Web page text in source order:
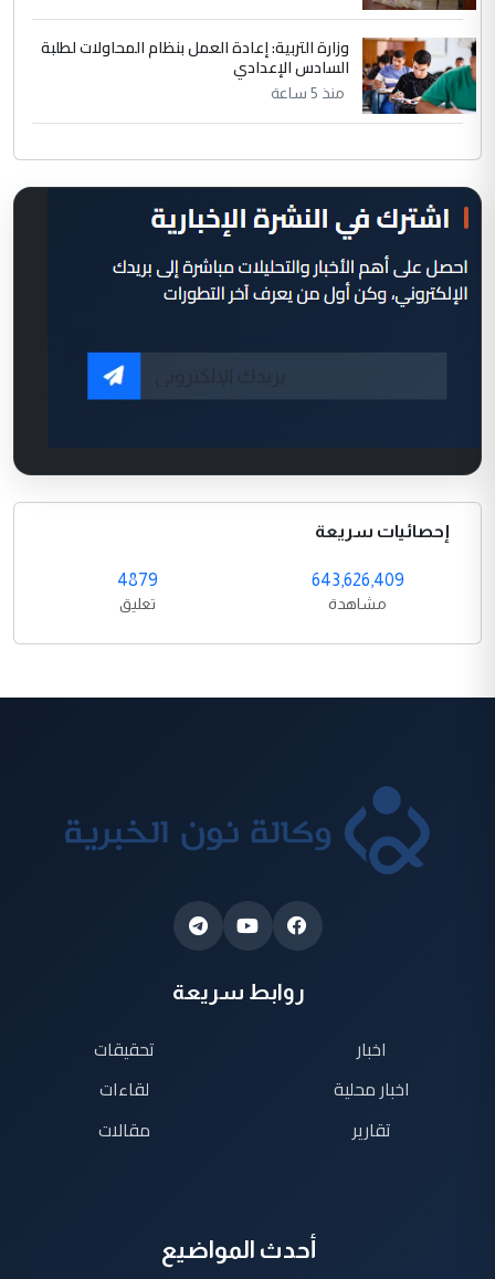
وزارة التربية: إعادة العمل بنظام المحاولات لطلبة
السادس الإعدادي
منذ 5 ساعة
إحصائيات سريعة
643,626,409
مشاهدة
4879
تعليق
روابط سريعة
اخبار
اخبار محلية
تقارير
تحقيقات
لقاءات
مقالات
أحدث المواضيع